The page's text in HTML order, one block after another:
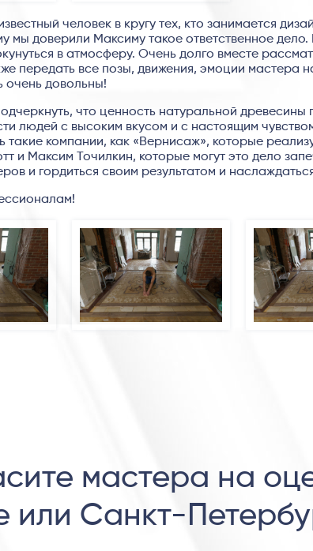
человек в кругу тех, кто занимается
мы доверили Максиму такое ответственное
в атмосферу. Очень долго вместе
передать все позы, движения, эмоции мастера
очень довольны!
что ценность натуральной древесины
людей с высоким вкусом и с настоящим
такие компании, как «Вернисаж», которые
и Максим Точилкин, которые могут это дело
и гордиться своим результатом и
мастера на
или Санкт-